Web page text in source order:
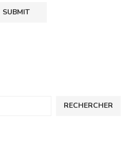
RECHERCHER